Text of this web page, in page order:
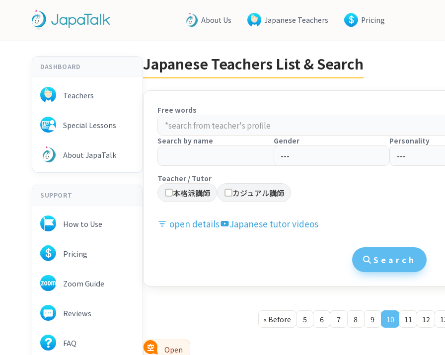
About Us Japanese Teachers Pricing
DASHBOARD
Teachers
Special Lessons
About JapaTalk
SUPPORT
How to Use
Pricing
Zoom Guide
Reviews
FAQ
Japanese Teachers List & Search
Free words
Search by name Gender Personality
Teacher / Tutor
本格派講師 カジュアル講師
open details Japanese tutor videos
Search
« Before 5 6 7 8 9 10 11 12
Open